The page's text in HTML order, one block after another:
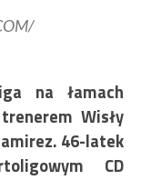
na łamach
Wisły
46-latek
CD